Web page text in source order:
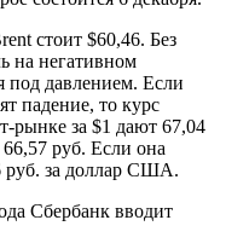
стоит $60,46. Без
на негативном
под давлением. Если
падение, то курс
рынке за $1 дают 67,04
руб. Если она
руб. за доллар США.
Сбербанк вводит